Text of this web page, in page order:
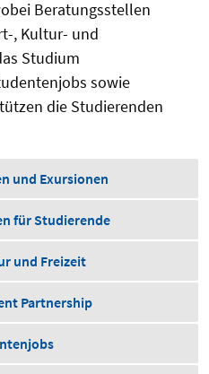
Beratungsstellen
, Kultur- und
Studium
sowie
die Studierenden
und Exursionen
für Studierende
und Freizeit
Partnership